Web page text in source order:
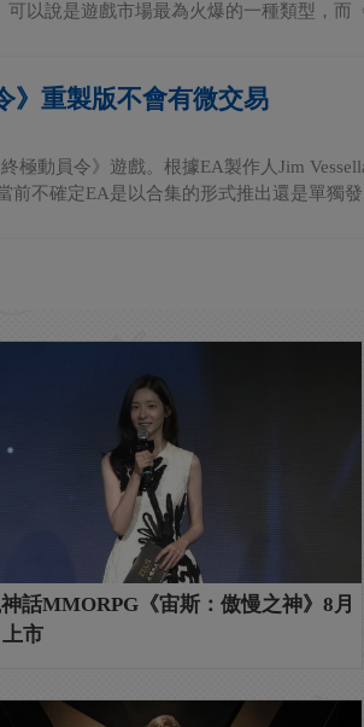
可以說是遊戲市場最為火爆的一種類型，而
》重製版不會有微交易
極動員令》遊戲。根據EA製作人Jim
前不確定EA是以合集的形式推出還是單獨
話MMORPG《宙斯：傲慢之神》8月
市